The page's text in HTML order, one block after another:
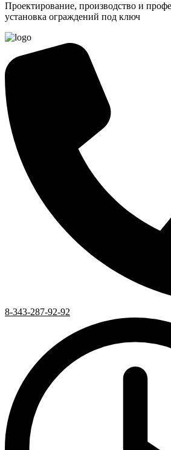
Проектирование, производство и
установка ограждений под ключ
8-343-287-92-92